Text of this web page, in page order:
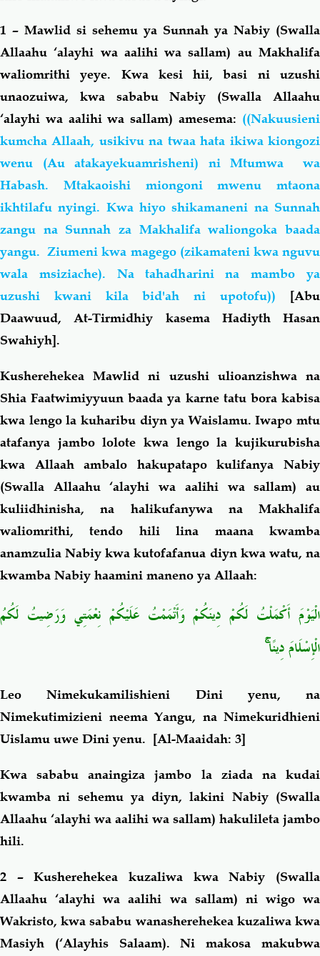
1 – Mawlid si sehemu ya Sunnah ya Nabiy (Swalla
Allaahu ‘alayhi wa aalihi wa sallam) au Makhalifa
waliomrithi yeye. Kwa kesi hii, basi ni uzushi
unaozuiwa, kwa sababu Nabiy (Swalla Allaahu
‘alayhi wa aalihi wa sallam) amesema: ((Nakuusieni
kumcha Allaah, usikivu na twaa hata ikiwa kiongozi
wenu (Au atakayekuamrisheni) ni Mtumwa wa
Habash. Mtakaoishi miongoni mwenu mtaona
ikhtilafu nyingi. Kwa hiyo shikamaneni na Sunnah
zangu na Sunnah za Makhalifa waliongoka baada
yangu. Ziumeni kwa magego (zikamateni kwa nguvu
wala msiziache). Na tahadharini na mambo ya
uzushi kwani kila bid'ah ni upotofu)) [Abu
Daawuud, At-Tirmidhiy kasema Hadiyth Hasan
Swahiyh].
Kusherehekea Mawlid ni uzushi ulioanzishwa na
Shia Faatwimiyyuun baada ya karne tatu bora kabisa
kwa lengo la kuharibu diyn ya Waislamu. Iwapo mtu
atafanya jambo lolote kwa lengo la kujikurubisha
kwa Allaah ambalo hakupatapo kulifanya Nabiy
(Swalla Allaahu ‘alayhi wa aalihi wa sallam) au
kuliidhinisha, na halikufanywa na Makhalifa
waliomrithi, tendo hili lina maana kwamba
anamzulia Nabiy kwa kutofafanua diyn kwa watu, na
kwamba Nabiy haamini maneno ya Allaah:
الْيَوْمَ أَكْمَلْتُ لَكُمْ دِينَكُمْ وَأَتْمَمْتُ عَلَيْكُمْ نِعْمَتِي وَرَضِيتُ لَكُمُ
الْإِسْلَامَ دِينًاۚ
Leo Nimekukamilishieni Dini yenu, na
Nimekutimizieni neema Yangu, na Nimekuridhieni
Uislamu uwe Dini yenu. [Al-Maaidah: 3]
Kwa sababu anaingiza jambo la ziada na kudai
kwamba ni sehemu ya diyn, lakini Nabiy (Swalla
Allaahu ‘alayhi wa aalihi wa sallam) hakulileta jambo
hili.
2 – Kusherehekea kuzaliwa kwa Nabiy (Swalla
Allaahu ‘alayhi wa aalihi wa sallam) ni wigo wa
Wakristo, kwa sababu wanasherehekea kuzaliwa kwa
Masiyh (‘Alayhis Salaam). Ni makosa makubwa